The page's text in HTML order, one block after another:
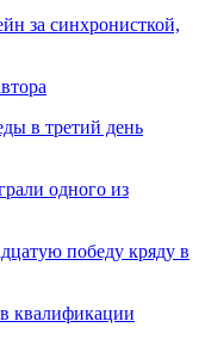
за синхронисткой,
в третий день
одного из
победу кряду в
квалификации